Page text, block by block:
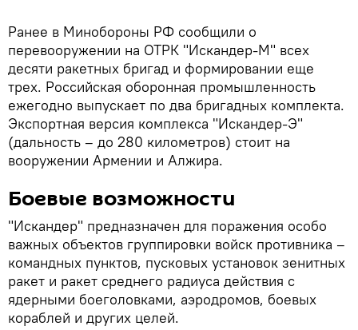
Ранее в Минобороны РФ сообщили о
перевооружении на ОТРК "Искандер-М" всех
десяти ракетных бригад и формировании еще
трех. Российская оборонная промышленность
ежегодно выпускает по два бригадных комплекта.
Экспортная версия комплекса "Искандер-Э"
(дальность – до 280 километров) стоит на
вооружении Армении и Алжира.
Боевые возможности
"Искандер" предназначен для поражения особо
важных объектов группировки войск противника –
командных пунктов, пусковых установок зенитных
ракет и ракет среднего радиуса действия с
ядерными боеголовками, аэродромов, боевых
кораблей и других целей.